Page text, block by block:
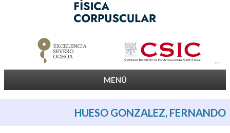
MENÚ
HUESO GONZALEZ, FERNANDO